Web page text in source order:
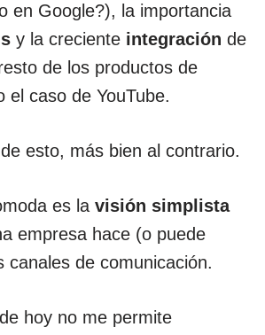
en Google?), la importancia
y la creciente integración de
de los productos de
el caso de YouTube.
esto, más bien al contrario.
es la visión simplista
empresa hace (o puede
canales de comunicación.
hoy no me permite